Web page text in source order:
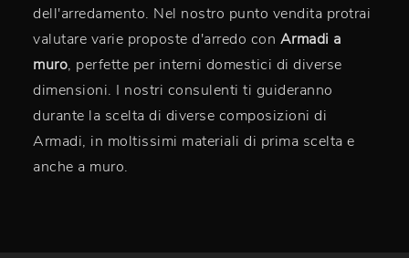
dell'arredamento. Nel nostro punto vendita protrai
valutare varie proposte d'arredo con Armadi a
muro, perfette per interni domestici di diverse
dimensioni. I nostri consulenti ti guideranno
durante la scelta di diverse composizioni di
Armadi, in moltissimi materiali di prima scelta e
anche a muro.